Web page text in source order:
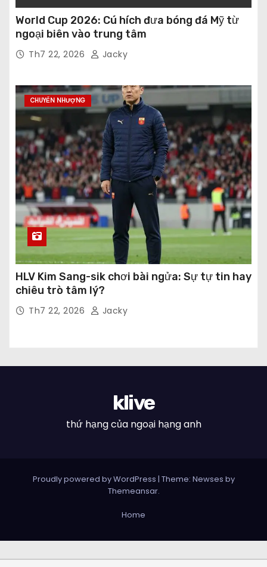
World Cup 2026: Cú hích đưa bóng đá Mỹ từ
ngoại biên vào trung tâm
Th7 22, 2026 Jacky
CHUYỂN NHƯỢNG
HLV Kim Sang-sik chơi bài ngửa: Sự tự tin hay
chiêu trò tâm lý?
Th7 22, 2026 Jacky
klive
thứ hạng của ngoại hạng anh
Proudly powered by WordPress | Theme: Newses by
Themeansar.
Home